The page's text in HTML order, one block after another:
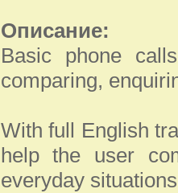
Описание:
Basic phone
comparing,
With full English
help the user
everyday